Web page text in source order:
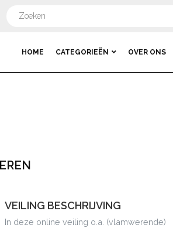
HOME CATEGORIEËN OVER ONS
VEILING BESCHRIJVING
In deze online veiling o.a. (vlamwerende)